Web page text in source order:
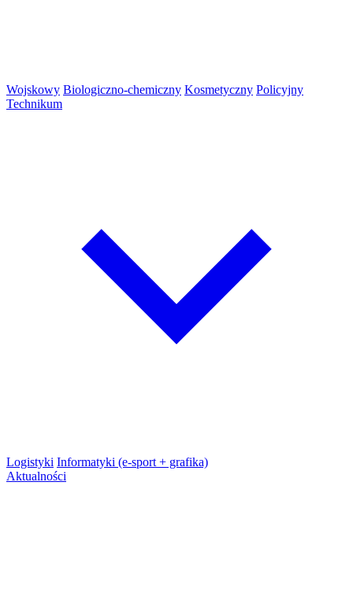
Wojskowy Biologiczno-chemiczny Kosmetyczny Policyjny
Technikum
Logistyki Informatyki (e-sport + grafika)
Aktualności